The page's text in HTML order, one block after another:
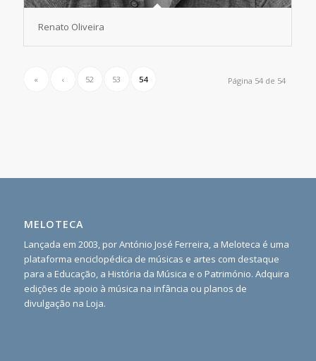
Renato Oliveira
Página 54 de 54
« ‹ 52 53 54
MELOTECA
Lançada em 2003, por António José Ferreira, a Meloteca é uma
plataforma enciclopédica de músicas e artes com destaque
para a Educação, a História da Música e o Património. Adquira
edições de apoio à música na infância ou planos de
divulgação na Loja.